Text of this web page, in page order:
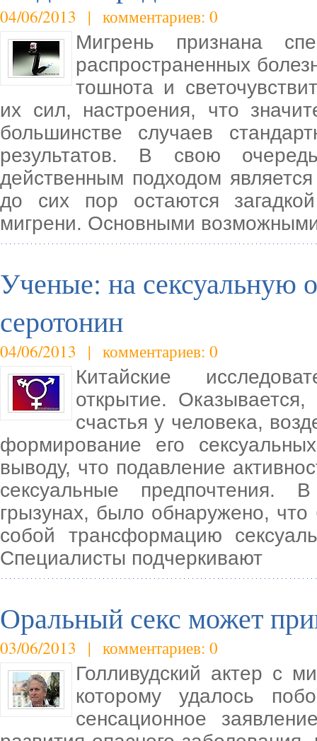
04/06/2013 | комментариев: 0
Мигрень признана
распространенных
тошнота и
их сил, настроения, что
большинстве случаев
результатов. В свою
действенным подходом
до сих пор остаются
мигрени. Основными
Ученые: на сексуальную
серотонин
04/06/2013 | комментариев: 0
Китайские
открытие.
счастья у человека,
формирование его
выводу, что подавление
сексуальные предпочтения.
грызунах, было обнаружено, что
собой трансформацию
Специалисты подчеркивают
Оральный секс может
03/06/2013 | комментариев: 0
Голливудский актер с
которому удалось
сенсационное